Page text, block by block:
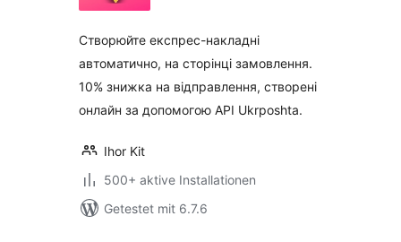
Створюйте експрес-накладні
автоматично, на сторінці замовлення.
10% знижка на відправлення, створені
онлайн за допомогою API Ukrposhta.
Ihor Kit
500+ aktive Installationen
Getestet mit 6.7.6